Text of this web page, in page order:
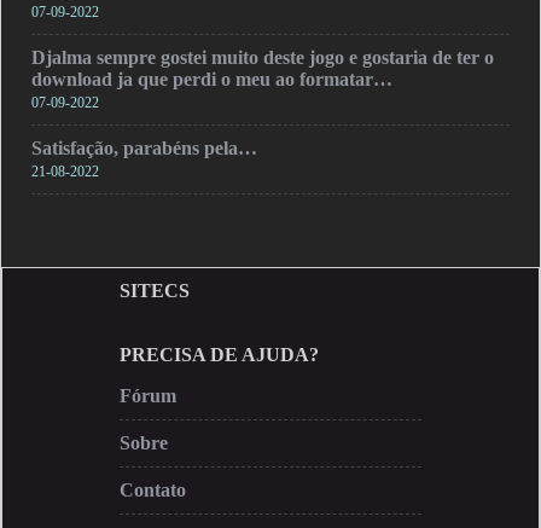
07-09-2022
Djalma sempre gostei muito deste jogo e gostaria de ter o
download ja que perdi o meu ao formatar…
07-09-2022
Satisfação, parabéns pela…
21-08-2022
SITECS
PRECISA DE AJUDA?
Fórum
Sobre
Contato